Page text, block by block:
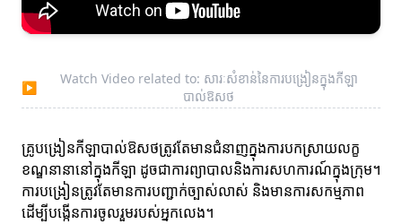
▶
Watch Video related to: សារៈសំខាន់នៃការបង្រៀនក្នុងកីឡា
បាល់ឱសថ
គ្រូបង្រៀនកីឡាបាល់ឱសថត្រូវតែមានជំនាញក្នុងការបកស្រាយលក្ខ
ខណ្ឌនានានៅក្នុងកីឡា ដូចជាការព្យាបាលនិងការសហការណ៍ក្នុងក្រុម។
ការបង្រៀនត្រូវតែមានការបញ្ជាក់ច្បាស់លាស់ និងមានការសកម្មភាព
ដើម្បីបង្កើនការចូលរួមរបស់អ្នកលេង។